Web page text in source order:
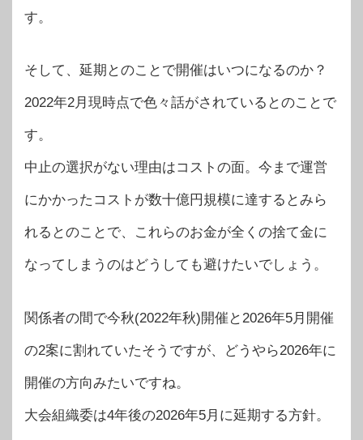
す。
そして、延期とのことで開催はいつになるのか？
2022年2月現時点で色々話がされているとのことで
す。
中止の選択がない理由はコストの面。今まで運営
にかかったコストが数十億円規模に達するとみら
れるとのことで、これらのお金が全くの捨て金に
なってしまうのはどうしても避けたいでしょう。
関係者の間で今秋(2022年秋)開催と2026年5月開催
の2案に割れていたそうですが、どうやら2026年に
開催の方向みたいですね。
大会組織委は4年後の2026年5月に延期する方針。